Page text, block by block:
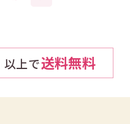
以上で送料無料